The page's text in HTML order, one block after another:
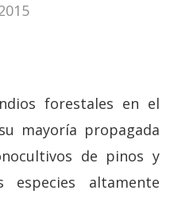
forestales en el
mayoría propagada
de pinos y
especies altamente